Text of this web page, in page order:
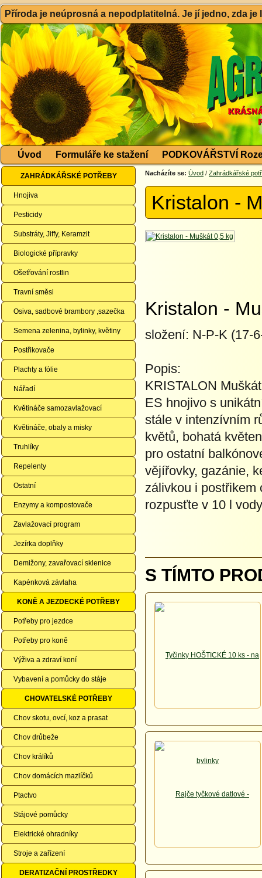
Příroda je neúprosná a nepodplatitelná. Je jí jedno, zda
Úvod Formuláře ke stažení PODKOVÁŘSTVÍ
ZAHRÁDKÁŘSKÉ POTŘEBY
Hnojiva
Pesticidy
Substráty, Jiffy, Keramzit
Biologické přípravky
Ošetřování rostlin
Travní směsi
Osiva, sadbové brambory ,sazečka
Semena zelenina, bylinky, květiny
Postřikovače
Plachty a fólie
Nářadí
Květináče samozavlažovací
Květináče, obaly a misky
Truhlíky
Repelenty
Ostatní
Enzymy a kompostovače
Zavlažovací program
Jezírka doplňky
Demižony, zavařovací sklenice
Kapénková závlaha
KONĚ A JEZDECKÉ POTŘEBY
Potřeby pro jezdce
Potřeby pro koně
Výživa a zdraví koní
Vybavení a pomůcky do stáje
CHOVATELSKÉ POTŘEBY
Chov skotu, ovcí, koz a prasat
Chov drůbeže
Chov králíků
Chov domácích mazlíčků
Ptactvo
Stájové pomůcky
Elektrické ohradníky
Stroje a zařízení
DERATIZAČNÍ PROSTŘEDKY
Nacházíte se: Úvod / Zahrádkářské
Kristalon -
Kristalon -
složení: N-P-K (17-
Popis:
KRISTALON
ES hnojivo s
stále v intenzívním
květů, bohatá
pro ostatní
vějířovky, gazánie,
zálivkou i postřikem
rozpusťte v 10 l
S TÍMTO